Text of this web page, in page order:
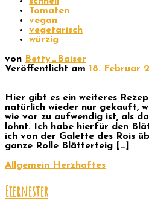
Tomaten
vegan
vegetarisch
würzig
von Betty_Baiser
Veröffentlicht am 18. Februar
Hier gibt es ein weiteres
natürlich wieder nur gekauft,
wie vor zu aufwendig ist, als
lohnt. Ich habe hierfür den
ich von der Galette des Rois
ganze Rolle Blätterteig […]
Allgemein Herzhaftes
Eiernester